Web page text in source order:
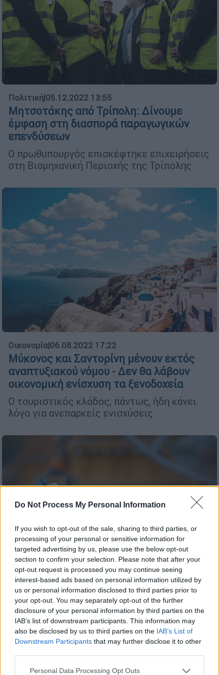
Do Not Process My Personal Information
If you wish to opt-out of the sale, sharing to third parties, or
processing of your personal or sensitive information for
targeted advertising by us, please use the below opt-out
section to confirm your selection. Please note that after your
opt-out request is processed you may continue seeing
interest-based ads based on personal information utilized by
us or personal information disclosed to third parties prior to
your opt-out. You may separately opt-out of the further
disclosure of your personal information by third parties on the
IAB’s list of downstream participants. This information may
also be disclosed by us to third parties on the IAB’s List of
Downstream Participants that may further disclose it to other
Please note that this website/app uses one or more Google
Personal Data Processing Opt Outs
Πολιτική|05.12.2022 13:55
Μητσοτάκης από Τρίπολη: Δίνουμε
έμφαση στη διασπορά παραγωγικών
επενδύσεων
Ο πρωθυπουργός επισκέφτηκε επιχειρήσεις
στη Βιομηχανική Περιοχής της Τρίπολης
Οικονομία|06.08.2022 17:22
Μύκονος και Σαντορίνη μένουν εκτός
αναπτυξιακού νόμου - Δεν θα λάβουν
οικονομική ενίσχυση τα ξενοδοχεία
Ο τουριστικός κλάδος, πάντως, ήδη κάνει
λόγο για ανεπαρκείς ενισχύσεις
Οικονομία|14.01.2022 22:35
Αναπτυξιακός νόμος: Ποια τα κίνητρα
και οι ενισχύσεις για επενδύσεις
Κατατέθηκε το νομοσχέδιο στη Βουλή από
το υπουργείο Ανάπτυξης και Επενδύσεων